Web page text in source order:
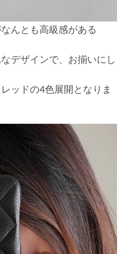
んとも高級感がある
デザインで、お揃いにし
ッドの4色展開となりま